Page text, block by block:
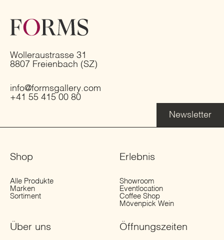
Wolleraustrasse 31
8807 Freienbach (SZ)
info@formsgallery.com
+41 55 415 00 80
Newsletter
Shop
Alle Produkte
Marken
Sortiment
Erlebnis
Showroom
Eventlocation
Coffee Shop
Mövenpick Wein
Über uns Öffnungs­zeiten